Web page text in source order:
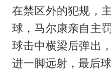
在禁区外的犯规，
球，马尔康亲自主
球击中横梁后弹出
进一脚远射，最后